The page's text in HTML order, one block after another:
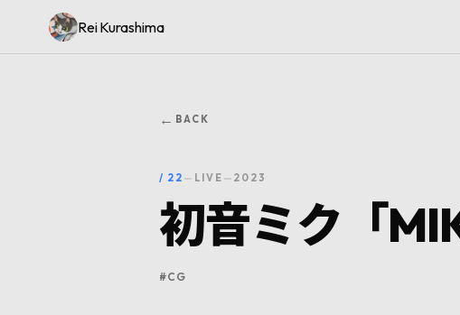
Rei Kurashima
← BACK
/ 22 — LIVE — 2023
初音ミク「
#CG